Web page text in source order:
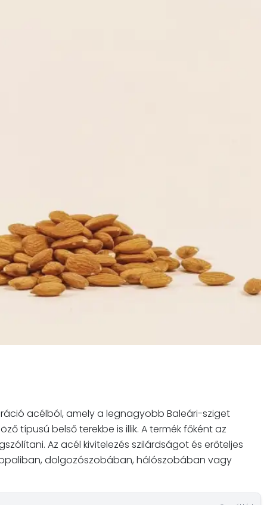
acélból, amely a legnagyobb Baleári-sziget
típusú belső terekbe is illik. A termék főként az
Az acél kivitelezés szilárdságot és erőteljes
dolgozószobában, hálószobában vagy